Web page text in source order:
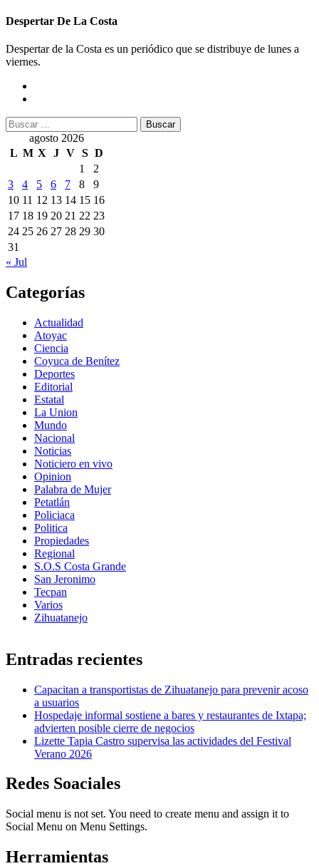
Despertar De La Costa
Despertar de la Costa es un periódico que se distribuye de lunes a
viernes.
Buscar:
agosto 2026
L M X J V S D
1
2
3
4 5 6 7 8
9
10 11 12 13 14 15 16
17 18 19 20 21 22 23
24 25 26 27 28 29 30
31
« Jul
Categorías
Actualidad
Atoyac
Ciencia
Coyuca de Benítez
Deportes
Editorial
Estatal
La Union
Mundo
Nacional
Noticias
Noticiero en vivo
Opinion
Palabra de Mujer
Petatlán
Policiaca
Politica
Propiedades
Regional
S.O.S Costa Grande
San Jeronimo
Tecpan
Varios
Zihuatanejo
Entradas recientes
Capacitan a transportistas de Zihuatanejo para prevenir acoso
a usuarios
Hospedaje informal sostiene a bares y restaurantes de Ixtapa;
advierten posible cierre de negocios
Lizette Tapia Castro supervisa las actividades del Festival
Verano 2026
Redes Soaciales
Social menu is not set. You need to create menu and assign it to
Social Menu on Menu Settings.
Herramientas